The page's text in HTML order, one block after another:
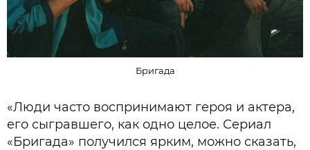
Бригада
«Люди часто воспринимают героя и актера,
его сыгравшего, как одно целое. Сериал
«Бригада» получился ярким, можно сказать,